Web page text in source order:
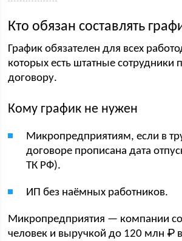
Кто обязан составлять
График обязателен для всех
которых есть штатные сотрудники
договору.
Кому график не нужен
Микропредприятиям, если в
договоре прописана дата
ТК РФ).
ИП без наёмных работников.
Микропредприятия — компании
человек и выручкой до 120 млн ₽